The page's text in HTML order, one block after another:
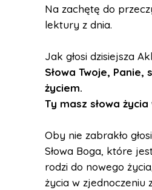
Na zachętę do
lektury z dnia.
Jak głosi dzisiejsza
Słowa Twoje, Panie,
życiem.
Ty masz słowa
Oby nie zabrakło
Słowa Boga, które
rodzi do nowego
życia w zjednoczeniu